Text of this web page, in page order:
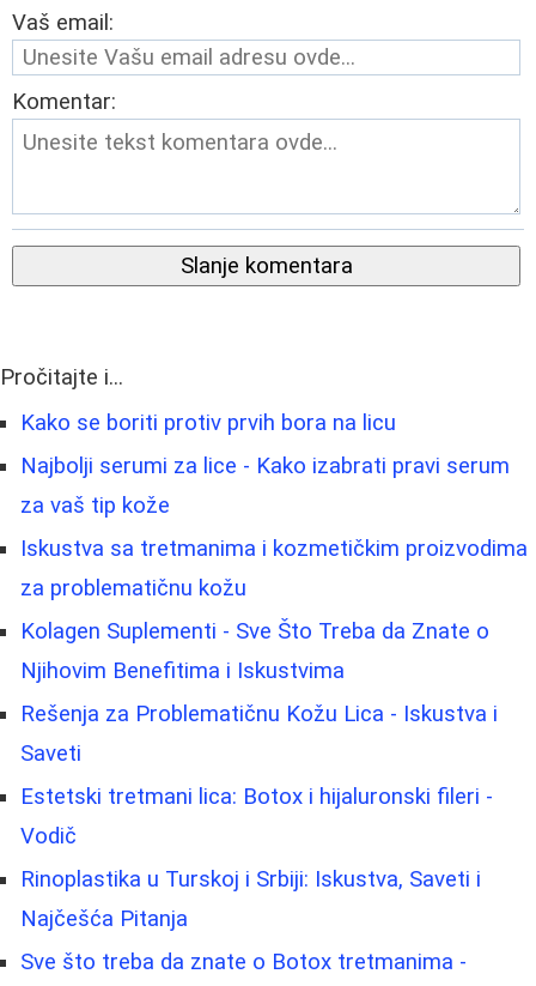
Vaš email:
Komentar:
Slanje komentara
Pročitajte i...
Kako se boriti protiv prvih bora na licu
Najbolji serumi za lice - Kako izabrati pravi serum
za vaš tip kože
Iskustva sa tretmanima i kozmetičkim proizvodima
za problematičnu kožu
Kolagen Suplementi - Sve Što Treba da Znate o
Njihovim Benefitima i Iskustvima
Rešenja za Problematičnu Kožu Lica - Iskustva i
Saveti
Estetski tretmani lica: Botox i hijaluronski fileri -
Vodič
Rinoplastika u Turskoj i Srbiji: Iskustva, Saveti i
Najčešća Pitanja
Sve što treba da znate o Botox tretmanima -